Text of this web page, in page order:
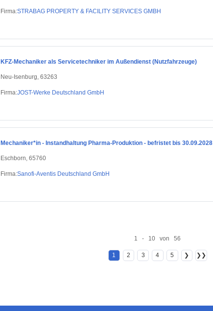
Firma:STRABAG PROPERTY & FACILITY SERVICES GMBH
KFZ-Mechaniker als Servicetechniker im Außendienst (Nutzfahrzeuge)
Neu-Isenburg, 63263
Firma:JOST-Werke Deutschland GmbH
Mechaniker*in - Instandhaltung Pharma-Produktion - befristet bis 30.09.2028
Eschborn, 65760
Firma:Sanofi-Aventis Deutschland GmbH
1 - 10 von 56
1 2 3 4 5 ❯ ❯❯